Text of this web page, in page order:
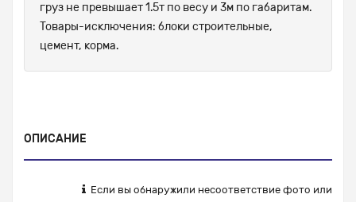
груз не превышает 1.5т по весу и 3м по габаритам.
Товары-исключения: блоки строительные,
цемент, корма.
ОПИСАНИЕ
Если вы обнаружили несоответствие фото или